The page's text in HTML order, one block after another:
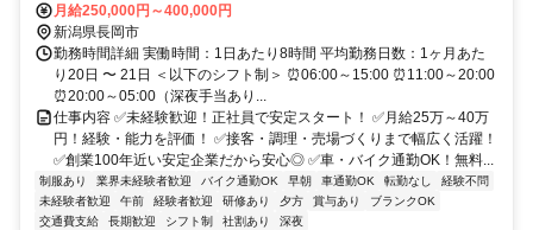
OK
月給250,000円～400,000円
新潟県長岡市
勤務時間詳細 実働時間：1日あたり8時間 平均勤務日数：1ヶ月あた
り20日 〜 21日 ＜以下のシフト制＞ ⏰06:00～15:00 ⏰11:00～20:00
⏰20:00～05:00（深夜手当あり...
仕事内容 ✅未経験歓迎！正社員で安定スタート！ ✅月給25万～40万
円！経験・能力を評価！ ✅接客・調理・売場づくりまで幅広く活躍！
✅創業100年近い安定企業だから安心◎ ✅車・バイク通勤OK！無料...
制服あり 業界未経験者歓迎 バイク通勤OK 早朝 車通勤OK 転勤なし
経験不問
未経験者歓迎
午前 経験者歓迎 研修あり 夕方 賞与あり
ブランクOK
交通費支給
長期歓迎 シフト制 社割あり 深夜